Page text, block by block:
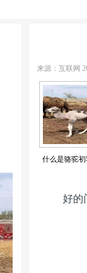
来源：互联网
什么是骆驼
好的